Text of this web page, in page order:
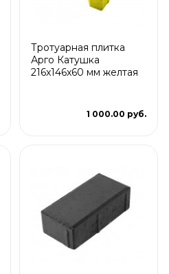
Тротуарная плитка
Арго Катушка
216x146x60 мм желтая
1 000.00 руб.